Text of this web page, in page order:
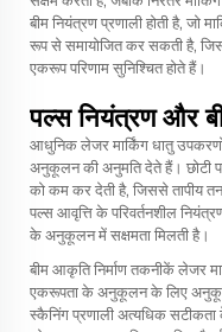
बीम नियंत्रण प्रणाली होती है, जो
रूप से समायोजित कर सकती है,
एकरूप परिणाम सुनिश्चित होते हैं।
पल्स नियंत्रण और
आधुनिक लेजर मार्किंग धातु
अनुकूलन की अनुमति देते हैं। छोटी
को कम कर देती है, जिससे तापीय
पल्स आवृत्ति के परिवर्तनशील
के अनुकूलन में सक्षमता मिलती है।
बीम आकृति निर्माण तकनीकें लेजर
एकरूपता के अनुकूलन के लिए
स्कैनिंग प्रणाली अत्यधिक सटीकता